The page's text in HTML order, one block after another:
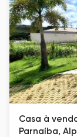
Casa à
Parnaíba,